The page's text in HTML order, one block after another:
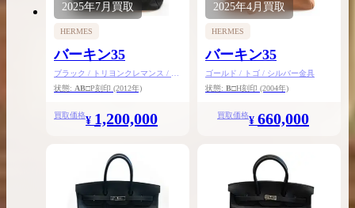
2025年7月買取
HERMES
バーキン35
ブラック / トリヨンクレマンス / ゴ
ールド金具
状態: AB□P刻印 (2012年)
買取価格¥ 1,200,000
2025年4月 買取
HERMES
バーキン35
ゴールド / トゴ / シルバー金具
状態: B□H刻印 (2004年)
買取価格¥ 660,000